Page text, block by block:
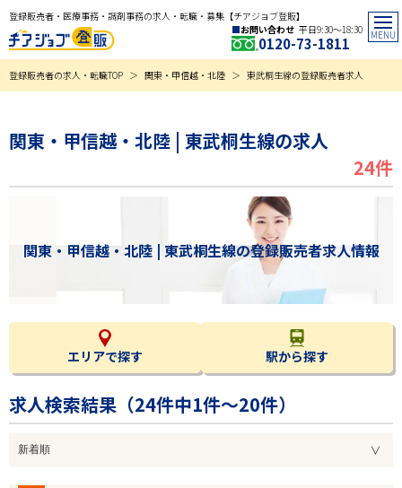
登録販売者・医療事務・調剤事務の求人・転職・募集【チアジョブ登販】
お問い合わせ 平日9:30〜18:30
0120-73-1811
登録販売者の求人・転職TOP 関東・甲信越・北陸 東武桐生線の登録販売者求人
関東・甲信越・北陸 | 東武桐生線の求人
24件
関東・甲信越・北陸 | 東武桐生線の登録販売者求人情報
エリアで探す 駅から探す
求人検索結果（24件中1件～20件）